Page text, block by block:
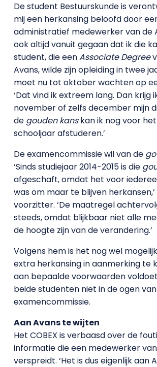
De student Bestuurskunde is
mij een herkansing beloofd door
administratief medewerker van de
ook altijd vanuit gegaan dat ik die
student, die eenAssociate Degree
Avans, wilde zijn opleiding in twee
moet nu tot oktober wachten op
‘Dat vind ik extreem lang. Dan krijg
november of zelfs december mijn
de gouden kanskan ik nog voor
schooljaar afstuderen.’
De examencommissie wil van de
‘Sinds studiejaar 2014-2015 is die
afgeschaft, omdat het voor
was om maar te blijven
voorzitter. ‘De maatregel
steeds, omdat blijkbaar niet alle
de hoogte zijn van de verandering.’
Volgens hem is het nog wel
extra herkansing in aanmerking te
aan bepaalde voorwaarden
beide studenten niet in de ogen
examencommissie.
Aan Avans te wijten
Het COBEX is verbaasd over de
informatie die een medewerker
verspreidt. ‘Het is dus eigenlijk aan